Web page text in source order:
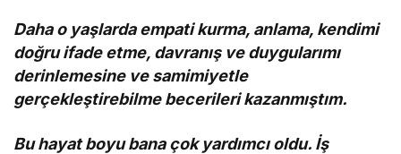
Daha o yaşlarda empati kurma, anlama, kendimi
doğru ifade etme, davranış ve duygularımı
derinlemesine ve samimiyetle
gerçekleştirebilme becerileri kazanmıştım.
Bu hayat boyu bana çok yardımcı oldu. İş